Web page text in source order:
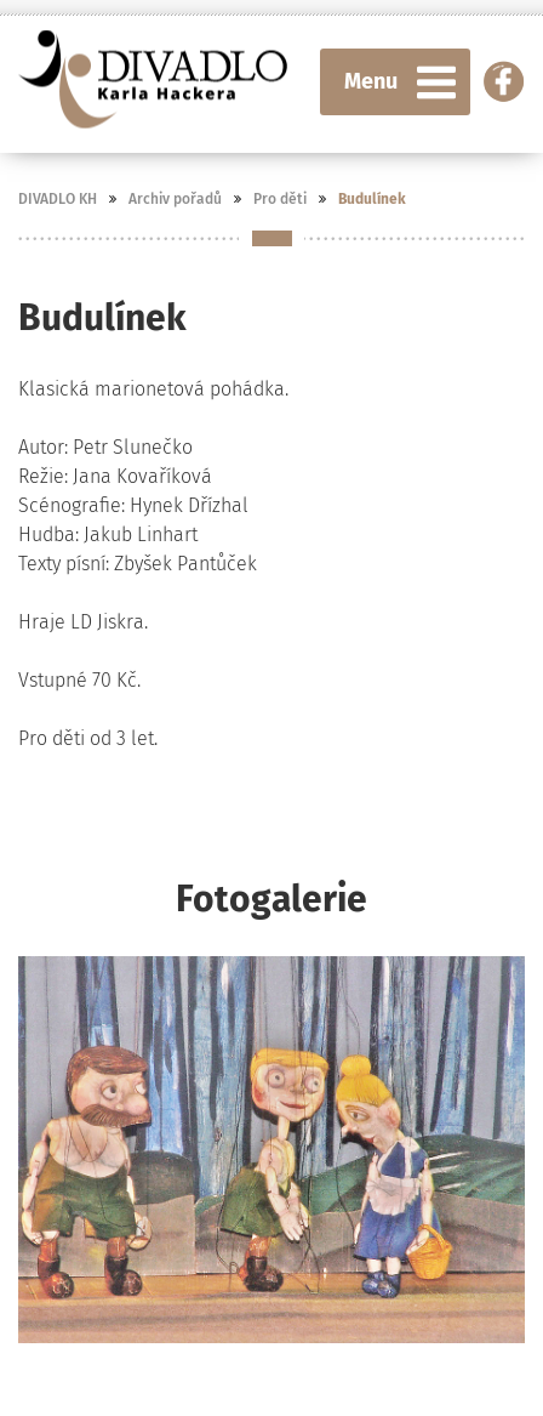
Menu
DIVADLO KH Archiv pořadů Pro děti Budulínek
Budulínek
Klasická marionetová pohádka.
Autor: Petr Slunečko
Režie: Jana Kovaříková
Scénografie: Hynek Dřízhal
Hudba: Jakub Linhart
Texty písní: Zbyšek Pantůček
Hraje LD Jiskra.
Vstupné 70 Kč.
Pro děti od 3 let.
Fotogalerie